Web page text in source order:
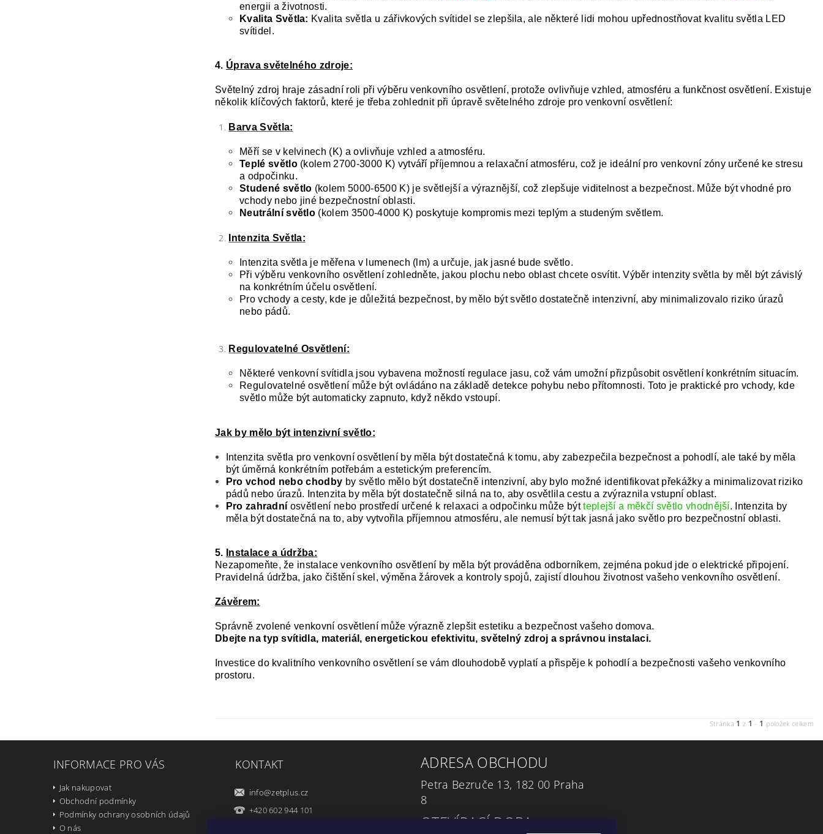
energii a životnosti.
Kvalita Světla: Kvalita světla u zářivkových svítidel se zlepšila, ale některé lidi mohou upřednostňovat kvalitu světla LED
svítidel.
4. Úprava světelného zdroje:
Světelný zdroj hraje zásadní roli při výběru venkovního osvětlení, protože ovlivňuje vzhled, atmosféru a funkčnost osvětlení. Existuje
několik klíčových faktorů, které je třeba zohlednit při úpravě světelného zdroje pro venkovní osvětlení:
Barva Světla:
Měří se v kelvinech (K) a ovlivňuje vzhled a atmosféru.
Teplé světlo(kolem 2700-3000 K) vytváří příjemnou a relaxační atmosféru, což je ideální pro venkovní zóny určené ke stresu
a odpočinku.
Studené světlo (kolem 5000-6500 K) je světlejší a výraznější, což zlepšuje viditelnost a bezpečnost. Může být vhodné pro
vchody nebo jiné bezpečnostní oblasti.
Neutrální světlo (kolem 3500-4000 K) poskytuje kompromis mezi teplým a studeným světlem.
Intenzita Světla:
Intenzita světla je měřena v lumenech (lm) a určuje, jak jasné bude světlo.
Při výběru venkovního osvětlení zohledněte, jakou plochu nebo oblast chcete osvítit. Výběr intenzity světla by měl být závislý
na konkrétním účelu osvětlení.
Pro vchody a cesty, kde je důležitá bezpečnost, by mělo být světlo dostatečně intenzivní, aby minimalizovalo riziko úrazů
nebo pádů.
Regulovatelné Osvětlení:
Některé venkovní svítidla jsou vybavena možností regulace jasu, což vám umožní přizpůsobit osvětlení konkrétním situacím.
Regulovatelné osvětlení může být ovládáno na základě detekce pohybu nebo přítomnosti. Toto je praktické pro vchody, kde
světlo může být automaticky zapnuto, když někdo vstoupí.
Jak by mělo být intenzivní světlo:
Intenzita světla pro venkovní osvětlení by měla být dostatečná k tomu, aby zabezpečila bezpečnost a pohodlí, ale také by měla
být úměrná konkrétním potřebám a estetickým preferencím.
Pro vchod nebo chodby by světlo mělo být dostatečně intenzivní, aby bylo možné identifikovat překážky a minimalizovat riziko
pádů nebo úrazů. Intenzita by měla být dostatečně silná na to, aby osvětlila cestu a zvýraznila vstupní oblast.
Pro zahradní osvětlení nebo prostředí určené k relaxaci a odpočinku může býtteplejší a měkčí světlo vhodnější. Intenzita by
měla být dostatečná na to, aby vytvořila příjemnou atmosféru, ale nemusí být tak jasná jako světlo pro bezpečnostní oblasti.
5. Instalace a údržba:
Nezapomeňte, že instalace venkovního osvětlení by měla být prováděna odborníkem, zejména pokud jde o elektrické připojení.
Pravidelná údržba, jako čištění skel, výměna žárovek a kontroly spojů, zajistí dlouhou životnost vašeho venkovního osvětlení.
Závěrem:
Správně zvolené venkovní osvětlení může výrazně zlepšit estetiku a bezpečnost vašeho domova.
Dbejte na typ svítidla, materiál, energetickou efektivitu, světelný zdroj a správnou instalaci.
Investice do kvalitního venkovního osvětlení se vám dlouhodobě vyplatí a přispěje k pohodlí a bezpečnosti vašeho venkovního
prostoru.
Stránka 1 z 1 - 1 položek celkem
INFORMACE PRO VÁS
Jak nakupovat
Obchodní podmínky
Podmínky ochrany osobních údajů
O nás
KONTAKT
info@zetplus.cz
+420 602 944 101
ADRESA OBCHODU
Petra Bezruče 13, 182 00 Praha
8
OTEVÍRACÍ DOBA